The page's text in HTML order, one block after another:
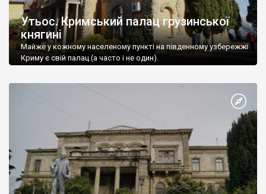
Утьос. Кримський палац грузинської
княгині
Майже у кожному населеному пункті на південному узбережжі
Криму є свій палац (а часто і не один).